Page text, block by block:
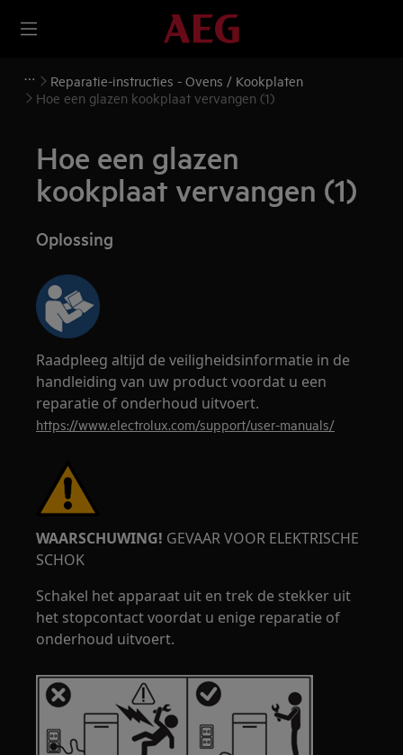
Reparatie-instructies - Ovens / Kookplaten
Hoe een glazen kookplaat vervangen (1)
Hoe een glazen
kookplaat vervangen (1)
Oplossing
Raadpleeg altijd de veiligheidsinformatie in de
handleiding van uw product voordat u een
reparatie of onderhoud uitvoert.
https://www.electrolux.com/support/user-manuals/
WAARSCHUWING! GEVAAR VOOR ELEKTRISCHE
SCHOK
Schakel het apparaat uit en trek de stekker uit
het stopcontact voordat u enige reparatie of
onderhoud uitvoert.